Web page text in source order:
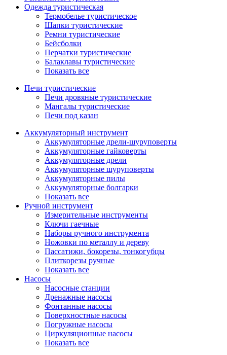
Одежда туристическая
Термобелье туристическое
Шапки туристические
Ремни туристические
Бейсболки
Перчатки туристические
Балаклавы туристические
Показать все
Печи туристические
Печи дровяные туристические
Мангалы туристические
Печи под казан
Аккумуляторный инструмент
Аккумуляторные дрели-шуруповерты
Аккумуляторные гайковерты
Аккумуляторные дрели
Аккумуляторные шуруповерты
Аккумуляторные пилы
Аккумуляторные болгарки
Показать все
Ручной инструмент
Измерительные инструменты
Ключи гаечные
Наборы ручного инструмента
Ножовки по металлу и дереву
Пассатижи, бокорезы, тонкогубцы
Плиткорезы ручные
Показать все
Насосы
Насосные станции
Дренажные насосы
Фонтанные насосы
Поверхностные насосы
Погружные насосы
Циркуляционные насосы
Показать все